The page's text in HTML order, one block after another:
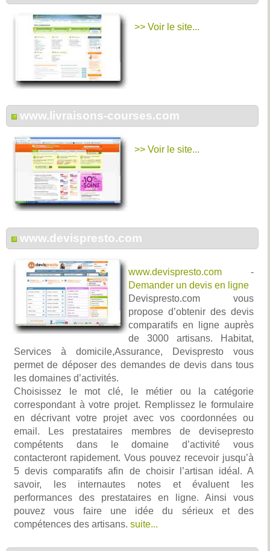
>> Voir le site...
www.livraisons-courses.com
>> Voir le site...
www.devispresto.com
www.devispresto.com -
Demander un devis en ligne
Devispresto.com vous
propose d’obtenir des devis
comparatifs en ligne auprès
de 3000 artisans. Habitat,
Services à domicile,Assurance, Devispresto vous
permet de déposer des demandes de devis dans tous
les domaines d’activités.
Choisissez le mot clé, le métier ou la catégorie
correspondant à votre projet. Remplissez le formulaire
en décrivant votre projet avec vos coordonnées ou
email. Les prestataires membres de devisepresto
compétents dans le domaine d’activité vous
contacteront rapidement. Vous pouvez recevoir jusqu’à
5 devis comparatifs afin de choisir l’artisan idéal. A
savoir, les internautes notes et évaluent les
performances des prestataires en ligne. Ainsi vous
pouvez vous faire une idée du sérieux et des
compétences des artisans. suite...